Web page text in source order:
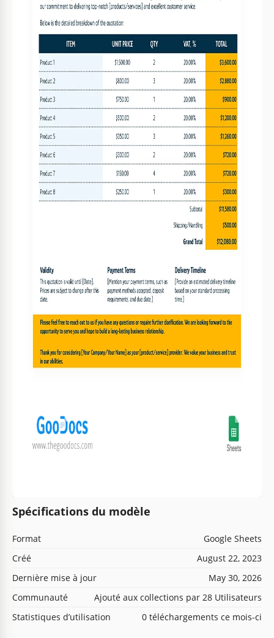
Spécifications du modèle
Format
Google Sheets
Créé
August 22, 2023
Dernière mise à jour
May 30, 2026
Communauté
Ajouté aux collections par 28 Utilisateurs
Statistiques d’utilisation
0 téléchargements ce mois-ci